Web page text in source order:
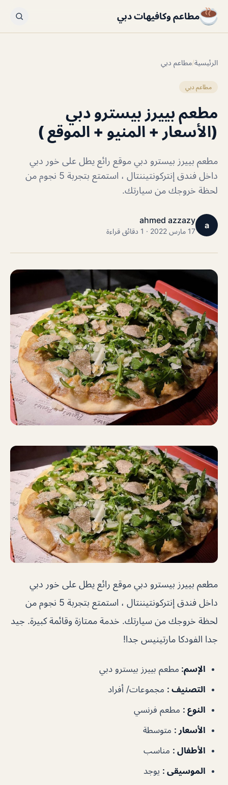
مطاعم وكافيهات دبي
الرئيسية/مطاعم دبي
مطاعم دبي
مطعم بييرز بيسترو دبي
(الأسعار + المنيو + الموقع )
مطعم بييرز بيسترو دبي موقع رائع يطل على خور دبي
داخل فندق إنتركونتيننتال ، استمتع بتجربة 5 نجوم من
لحظة خروجك من سيارتك.
a
ahmed azzazy
17 مارس 2022 · 1 دقائق قراءة
مطعم بييرز بيسترو دبي موقع رائع يطل على خور دبي
داخل فندق إنتركونتيننتال ، استمتع بتجربة 5 نجوم من
لحظة خروجك من سيارتك. خدمة ممتازة وقائمة كبيرة. جيد
جدا الفودكا مارتينيس جدا!
الإسم: مطعم بييرز بيسترو دبي
التصنيف : مجموعات/ أفراد
النوع : مطعم فرنسي
الأسعار : متوسطة
الأطفال : مناسب
الموسيقى : يوجد